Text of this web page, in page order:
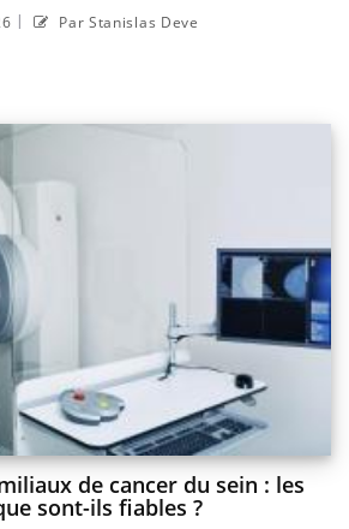
| Par Stanislas Deve
de cancer du sein : les
sont-ils fiables ?